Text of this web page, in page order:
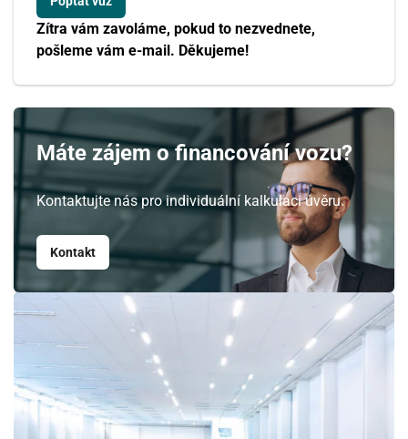
Zítra vám zavoláme, pokud to nezvednete,
pošleme vám e-mail. Děkujeme!
Máte zájem o financování vozu?
Kontaktujte nás pro individuální kalkulaci úvěru.
Kontakt
Srpen
NE
29 1 2
3 7 8
10 11 12 13